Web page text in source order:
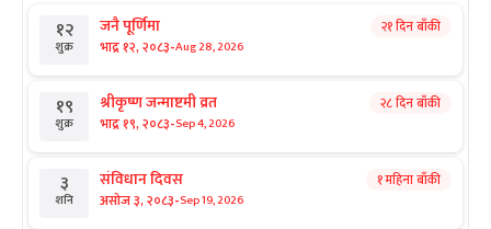
१२
शुक्र
जनै पूर्णिमा
भाद्र १२, २०८३-Aug 28, 2026
२१ दिन बाँकी
१९
शुक्र
श्रीकृष्ण जन्माष्टमी व्रत
भाद्र १९, २०८३-Sep 4, 2026
२८ दिन बाँकी
३
शनि
संविधान दिवस
असोज ३, २०८३-Sep 19, 2026
१ महिना बाँकी